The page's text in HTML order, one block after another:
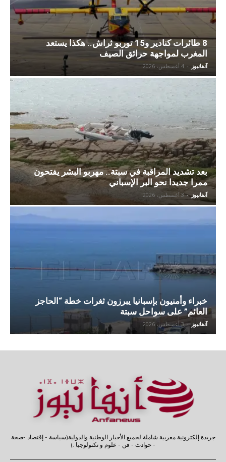
8 طائرات كنادير و15 توربو ثراش.. هكذا يستعد
المغرب لمواجهة حرائق الصيف
آنفانيوز - 4 أغسطس، 2026
بعد تشديد المراقبة في سبتة.. مهربو البشر يفتحون
ممرا جديدا نحو البر الإسباني
آنفانيوز - 3 أغسطس، 2026
خبراء وأمنيون بإسبانيا يبرزون ثغرات خطة “الحاجز
العائم” على سواحل سبتة
آنفانيوز - 3 أغسطس، 2026
جريدة إلكترونية مغربية شاملة لجميع الأخبار الوطنية والدولية(سياسة - إقتصاد -صحة
- حوادث - فن - علوم و تكنولوجيا .)